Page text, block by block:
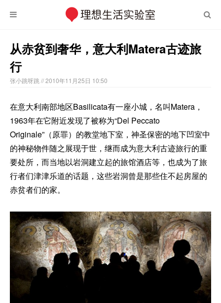
从赤贫到奢华，意大利Matera古迹旅
行
张小跳呀跳 // 2010年11月25日 10:50
在意大利南部地区Basilicata有一座小城，名叫Matera，
1963年在它附近发现了被称为“Del Peccato
Originale”（原罪）的教堂地下室，神圣保密的地下凹室中
的神秘物件随之展现于世，继而成为意大利古迹旅行的重
要处所，而当地以岩洞建立起的旅馆酒店等，也成为了旅
行者们津津乐道的话题，这些岩洞曾是那些住不起房屋的
赤贫者们的家。